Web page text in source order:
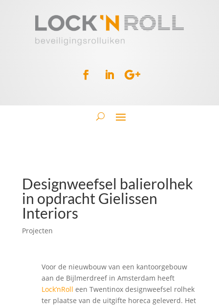
Designweefsel balierolhek
in opdracht Gielissen
Interiors
Projecten
Voor de nieuwbouw van een kantoorgebouw
aan de Bijlmerdreef in Amsterdam heeft
Lock’nRoll een Twentinox designweefsel rolhek
ter plaatse van de uitgifte horeca geleverd. Het